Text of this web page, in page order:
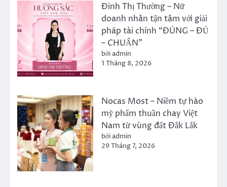
Đinh Thị Thường – Nữ
doanh nhân tận tâm với giải
pháp tài chính “ĐÚNG – ĐỦ
– CHUẨN”
bởi admin
1 Tháng 8, 2026
Nocas Most – Niềm tự hào
mỹ phẩm thuần chay Việt
Nam từ vùng đất Đắk Lắk
bởi admin
29 Tháng 7, 2026